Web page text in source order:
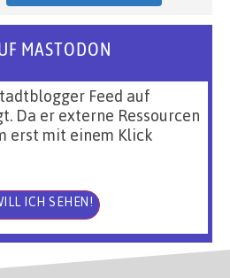
MASTODON
Feed auf
Da er externe Ressourcen
erst mit einem Klick
ICH SEHEN!